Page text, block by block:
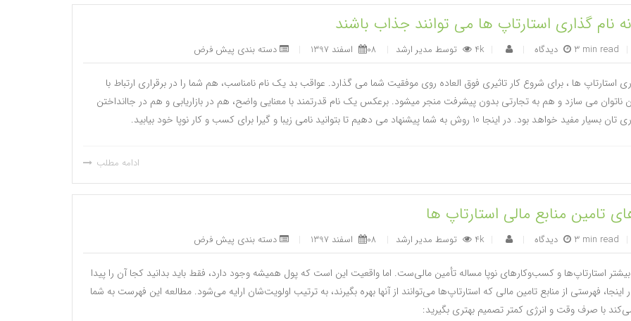
نام گذاری استارتاپ ها می توانند جذاب باشند
3 min read |
|
4k | توسط مدیر ارشد | 08 اسفند 1397 | دسته بندی پیش فرض
استارتاپ ها ، برای شروع کار تاثیری فوق العاده روی موفقیت شما می گذارد. عواقب بد یک نام نامناسب، هم شما را در برقراری ارتباط با
ناتوان می سازد و هم به تجارتی بدون پیشرفت منجر میشود. برعکس یک نام قدرتمند با معنایی واضح، هم در بازاریابی و هم در جاانداختن
خواهد بود. در اینجا 10 روش به شما پیشنهاد می دهیم تا بتوانید نامی زیبا و گیرا برای کسب و کار نوپا خود بیابید.
ادامه مطلب
تامین منابع مالی استارتاپ ها
3 min read |
|
4k | توسط مدیر ارشد | 08 اسفند 1397 | دسته بندی پیش فرض
استارتاپ‌ها و کسب‌وکارهای نوپا مساله تأمین مالی‌ست. اما واقعیت این است که پول همیشه وجود دارد،‌ فقط باید بدانید کجا آن را پیدا
اینجا، فهرستی از منابع تامین مالی که استارتاپ‌ها می‌توانند از آنها بهره بگیرند، به ترتیب اولویت‌شان ارایه می‌شود. مطالعه این فهرست به شما
با صرف وقت و انرژی کمتر تصمیم بهتری بگیرید: